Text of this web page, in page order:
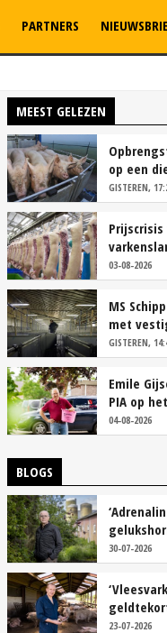
PARTNERS
MEEST GELEZEN
op een
GISTEREN,
rap
03-08-2026
MS
met
GISTEREN,
Emile
PIA op
tackelen’
04-08-2026
BLOGS
30-07-2026
23-07-2026